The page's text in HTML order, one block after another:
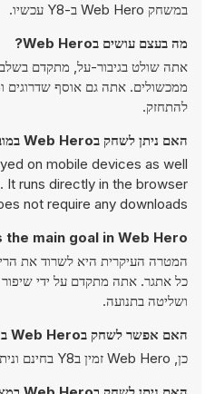
במשחק Web Hero ב-Y8 עכשיו.
מה בעצם עושים בWeb Hero?
אתה שולט בגיבור-על, מתקדם
ממכשולים. אתה גם אוסף שדרוגים
להתחזק.
האם ניתן לשחק בWeb Hero במובייל?
on mobile devices as well
runs directly in the browser
not require any downloads.
the main goal in Web Hero?
המטרה העיקרית היא לשרוד את
כל אתגר. אתה מתקדם על ידי שיפור
ושליטה בתנועה.
האם אפשר לשחק בWeb Hero בחינם?
כן, Web Hero זמין בY8 בחינם וניתן לשחק בו ישירות בדפדפן.